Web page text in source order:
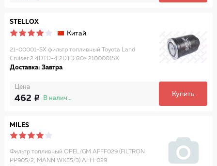
STELLOX
Китай
21-00001-SX фильтр топливный Toyota Land
Cruiser 2.4DTD-4.2DTD 80> 2100001SX
Доставка: Завтра
Цена
462 В наличии
Купить
MILES
Фильтр топливный OPEL/GM AFFF029 (FILTRON
PP905/2, MANN WK55/3) AFFF029